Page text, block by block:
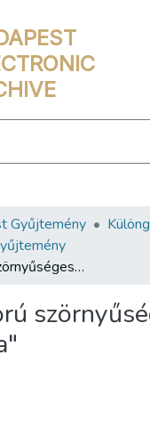
Gyűjtemény
"Ez a háború szörnyűséges kataklizma"